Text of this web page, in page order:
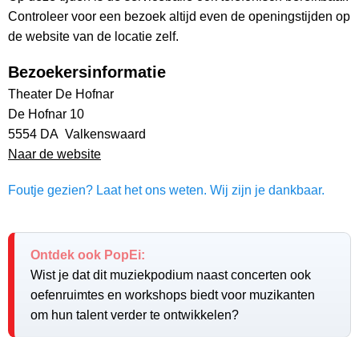
Controleer voor een bezoek altijd even de openingstijden op
de website van de locatie zelf.
Bezoekersinformatie
Theater De Hofnar
De Hofnar 10
5554 DA Valkenswaard
Naar de website
Foutje gezien? Laat het ons weten. Wij zijn je dankbaar.
Ontdek ook PopEi:
Wist je dat dit muziekpodium naast concerten ook
oefenruimtes en workshops biedt voor muzikanten
om hun talent verder te ontwikkelen?